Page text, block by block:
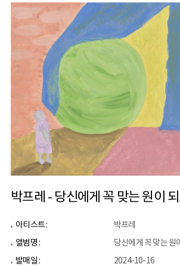
박프레 - 당신에게 꼭 맞는 원이
아티스트 :
박프레
앨범명 :
당신에게 꼭 맞는 원
발매일 :
2024-10-16